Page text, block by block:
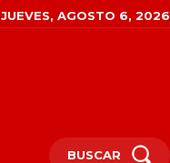
JUEVES, AGOSTO 6, 2026
BUSCAR